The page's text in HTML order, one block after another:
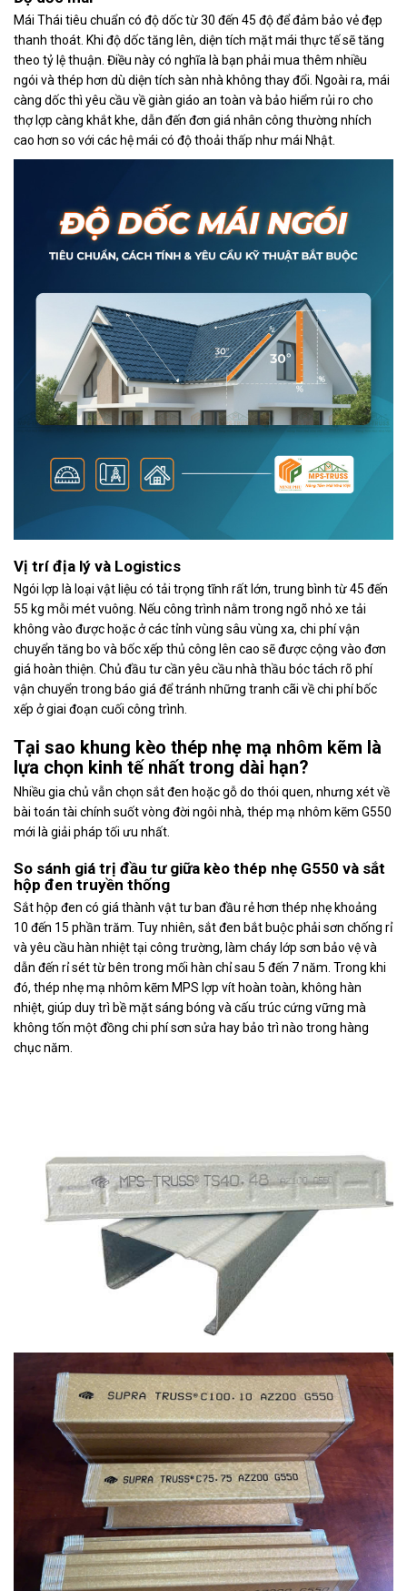
Mái Thái tiêu chuẩn có độ dốc từ 30 đến 45 độ để đảm bảo vẻ đẹp
thanh thoát. Khi độ dốc tăng lên, diện tích mặt mái thực tế sẽ tăng
theo tỷ lệ thuận. Điều này có nghĩa là bạn phải mua thêm nhiều
ngói và thép hơn dù diện tích sàn nhà không thay đổi. Ngoài ra, mái
càng dốc thì yêu cầu về giàn giáo an toàn và bảo hiểm rủi ro cho
thợ lợp càng khắt khe, dẫn đến đơn giá nhân công thường nhích
cao hơn so với các hệ mái có độ thoải thấp như mái Nhật.
Vị trí địa lý và Logistics
Ngói lợp là loại vật liệu có tải trọng tĩnh rất lớn, trung bình từ 45 đến
55 kg mỗi mét vuông. Nếu công trình nằm trong ngõ nhỏ xe tải
không vào được hoặc ở các tỉnh vùng sâu vùng xa, chi phí vận
chuyển tăng bo và bốc xếp thủ công lên cao sẽ được cộng vào đơn
giá hoàn thiện. Chủ đầu tư cần yêu cầu nhà thầu bóc tách rõ phí
vận chuyển trong báo giá để tránh những tranh cãi về chi phí bốc
xếp ở giai đoạn cuối công trình.
Tại sao khung kèo thép nhẹ mạ nhôm kẽm là
lựa chọn kinh tế nhất trong dài hạn?
Nhiều gia chủ vẫn chọn sắt đen hoặc gỗ do thói quen, nhưng xét về
bài toán tài chính suốt vòng đời ngôi nhà, thép mạ nhôm kẽm G550
mới là giải pháp tối ưu nhất.
So sánh giá trị đầu tư giữa kèo thép nhẹ G550 và sắt
hộp đen truyền thống
Sắt hộp đen có giá thành vật tư ban đầu rẻ hơn thép nhẹ khoảng
10 đến 15 phần trăm. Tuy nhiên, sắt đen bắt buộc phải sơn chống rỉ
và yêu cầu hàn nhiệt tại công trường, làm cháy lớp sơn bảo vệ và
dẫn đến rỉ sét từ bên trong mối hàn chỉ sau 5 đến 7 năm. Trong khi
đó, thép nhẹ mạ nhôm kẽm MPS lợp vít hoàn toàn, không hàn
nhiệt, giúp duy trì bề mặt sáng bóng và cấu trúc cứng vững mà
không tốn một đồng chi phí sơn sửa hay bảo trì nào trong hàng
chục năm.